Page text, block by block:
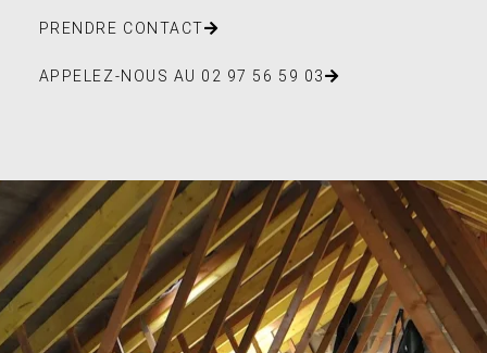
PRENDRE CONTACT
APPELEZ-NOUS AU 02 97 56 59 03